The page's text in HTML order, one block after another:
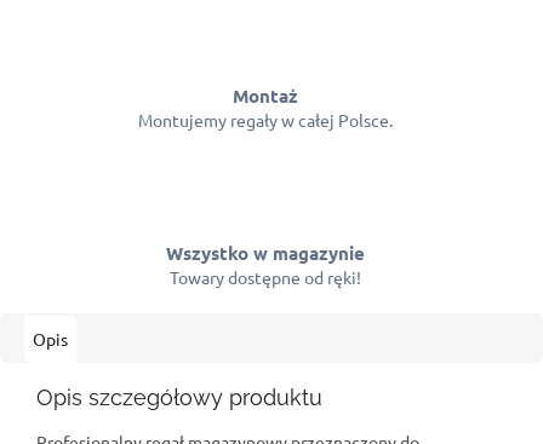
Montaż
Montujemy regały w całej Polsce.
Wszystko w magazynie
Towary dostępne od ręki!
Opis
Opis szczegółowy produktu